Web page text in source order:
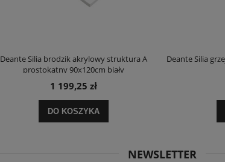
Deante Silia brodzik akrylowy struktura A
prostokątny 90x120cm biały
1 199,25 zł
DO KOSZYKA
Deante Silia
NEWSLETTER